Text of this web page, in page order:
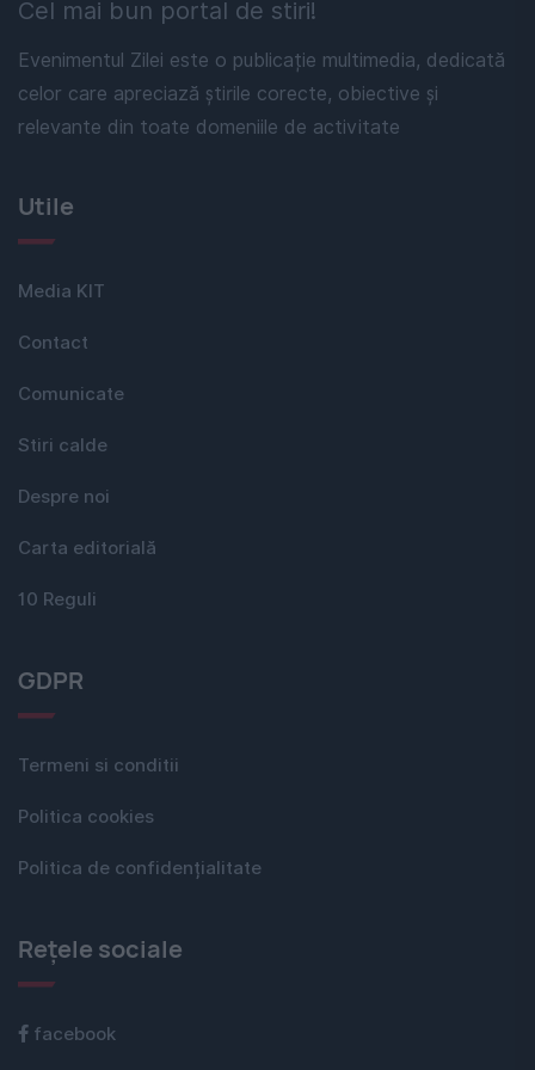
Cel mai bun portal de stiri!
Evenimentul Zilei este o publicație multimedia, dedicată
celor care apreciază știrile corecte, obiective și
relevante din toate domeniile de activitate
Utile
Media KIT
Contact
Comunicate
Stiri calde
Despre noi
Carta editorială
10 Reguli
GDPR
Termeni si conditii
Politica cookies
Politica de confidențialitate
Rețele sociale
facebook